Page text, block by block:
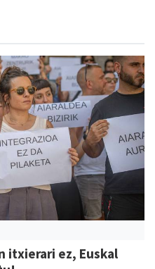
itxierari ez, Euskal